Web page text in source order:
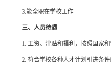
3.能全职在学校工作
三、人员待遇
1. 工资、津贴和福利，按照国家
2. 符合学校各种人才计划引进条